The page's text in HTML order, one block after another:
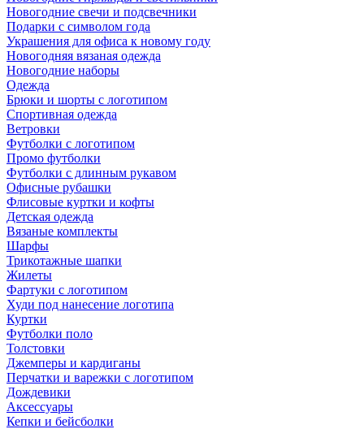
Новогодние свечи и подсвечники
Подарки с символом года
Украшения для офиса к новому году
Новогодняя вязаная одежда
Новогодние наборы
Одежда
Брюки и шорты с логотипом
Спортивная одежда
Ветровки
Футболки с логотипом
Промо футболки
Футболки с длинным рукавом
Офисные рубашки
Флисовые куртки и кофты
Детская одежда
Вязаные комплекты
Шарфы
Трикотажные шапки
Жилеты
Фартуки с логотипом
Худи под нанесение логотипа
Куртки
Футболки поло
Толстовки
Джемперы и кардиганы
Перчатки и варежки с логотипом
Дождевики
Аксессуары
Кепки и бейсболки